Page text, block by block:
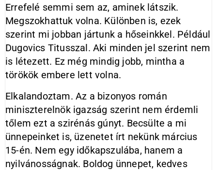
Errefelé semmi sem az, aminek látszik.
Megszokhattuk volna. Különben is, ezek
szerint mi jobban jártunk a hőseinkkel. Például
Dugovics Titusszal. Aki minden jel szerint nem
is létezett. Ez még mindig jobb, mintha a
törökök embere lett volna.
Elkalandoztam. Az a bizonyos román
miniszterelnök igazság szerint nem érdemli
tőlem ezt a szirénás gúnyt. Becsülte a mi
ünnepeinket is, üzenetet írt nekünk március
15-én. Nem egy időkapszulába, hanem a
nyilvánosságnak. Boldog ünnepet, kedves